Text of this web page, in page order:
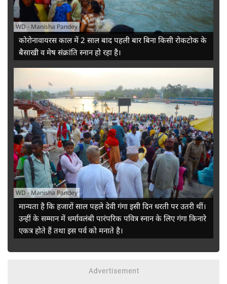
WD- Manisha Pandey
कोरोनावायरस काल में 2 साल बाद पहली बार बिना किसी रोकटोक के
बैसाखी व मेष संक्रांति स्नान हो रहा है।
WD -Manisha Pandey
मान्यता है कि हजारों साल पहले देवी गंगा इसी दिन धरती पर उतरी थीं।
उन्हीं के सम्मान में धर्मावलंबी पारंपरिक पवित्र स्नान के लिए गंगा किनारे
एकत्र होते हैं तथा इस पर्व को मनाते है।